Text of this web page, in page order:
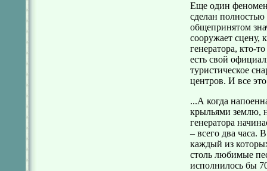
Еще один
сделан полностью
общепринятом
сооружает сцену,
генератора, кто-
есть свой
туристическое
центров. И все
...А когда
крыльями землю,
генератора
– всего два часа.
каждый из
столь любимые
исполнилось бы